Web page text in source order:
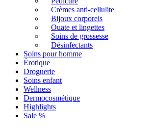
Crèmes anti-cellulite
Bijoux corporels
Ouate et lingettes
Soins de grossesse
Désinfectants
Soins pour homme
Érotique
Droguerie
Soins enfant
Wellness
Dermocosmétique
Highlights
Sale %